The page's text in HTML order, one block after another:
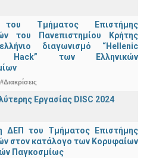
του Τμήματος Επιστήμης
του Πανεπιστημίου Κρήτης
διαγωνισμό “Hellenic
Hack” των Ελληνικών
#Διακρίσεις
Εργασίας DISC 2024
ΔΕΠ του Τμήματος Επιστήμης
στον κατάλογο των Κορυφαίων
Παγκοσμίως